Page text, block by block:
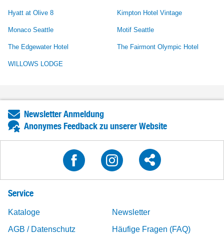
Hyatt at Olive 8 Kimpton Hotel Vintage
Monaco Seattle Motif Seattle
The Edgewater Hotel The Fairmont Olympic Hotel
WILLOWS LODGE
Newsletter Anmeldung
Anonymes Feedback zu unserer Website
Service
Kataloge
Newsletter
AGB / Datenschutz
Häufige Fragen (FAQ)